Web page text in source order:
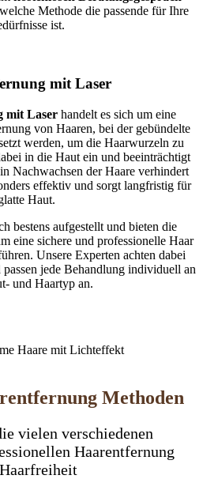
Methode die passende für Ihre
ist.
mit Laser
mit Laserhandelt es sich um eine
von Haaren, bei der gebündelte
werden, um die Haarwurzeln zu
in die Haut ein und beeinträchtigt
Nachwachsen der Haare verhindert
effektiv und sorgt langfristig für
Haut.
bestens aufgestellt und bieten die
eine sichere und professionelle Haar
Unsere Experten achten dabei
jede Behandlung individuell an
und Haartyp an.
Methoden
vielen verschiedenen
Haarentfernung